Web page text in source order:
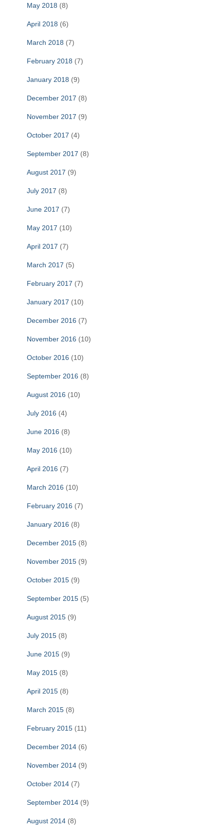
May 2018 (8)
April 2018 (6)
March 2018 (7)
February 2018 (7)
January 2018 (9)
December 2017 (8)
November 2017 (9)
October 2017 (4)
September 2017 (8)
August 2017 (9)
July 2017 (8)
June 2017 (7)
May 2017 (10)
April 2017 (7)
March 2017 (5)
February 2017 (7)
January 2017 (10)
December 2016 (7)
November 2016 (10)
October 2016 (10)
September 2016 (8)
August 2016 (10)
July 2016 (4)
June 2016 (8)
May 2016 (10)
April 2016 (7)
March 2016 (10)
February 2016 (7)
January 2016 (8)
December 2015 (8)
November 2015 (9)
October 2015 (9)
September 2015 (5)
August 2015 (9)
July 2015 (8)
June 2015 (9)
May 2015 (8)
April 2015 (8)
March 2015 (8)
February 2015 (11)
December 2014 (6)
November 2014 (9)
October 2014 (7)
September 2014 (9)
August 2014 (8)